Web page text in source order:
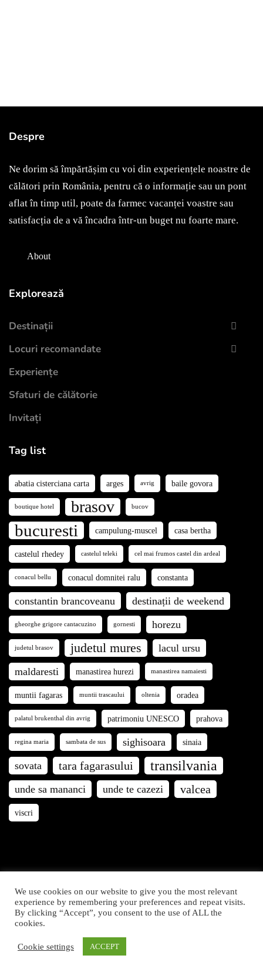
Despre
Ne dorim să împărtășim cu voi din experiențele noastre de
călători prin România, pentru că o informație sau un pont
aflat în timp util, poate da farmec vacanței voastre sau
satisfacția de a vă încadra într-un buget nu foarte mare.
About
Explorează
Destinații
Locuri recomandate
Experiențe
Sfaturi de călătorie
Invitați
Tag list
abatia cisterciana carta arges avrig baile govora
boutique hotel brasov bucov
bucuresti campulung-muscel casa bertha
castelul rhedey castelul teleki cel mai frumos castel din ardeal
conacul bellu conacul domnitei ralu constanta
constantin brancoveanu destinații de weekend
gheorghe grigore cantacuzino gornesti horezu
judetul brasov judetul mures
lacul ursu
maldaresti
manastirea hurezi manastirea namaiesti
muntii fagaras muntii trascaului oltenia oradea
palatul brukenthal din avrig patrimoniu UNESCO prahova
regina maria sambata de sus sighisoara sinaia
sovata tara fagarasului transilvania
unde sa mananci unde te cazezi valcea
viscri
Călători prin România © 2021. Articolele și fotografiile de
pe acest site sunt proprietatea Călători prin România. Toate
drepturile rezervate.
We use cookies on our website to give you the most relevant
experience by remembering your preferences and repeat visits.
By clicking “Accept”, you consent to the use of ALL the
cookies.
Cookie settings ACCEPT